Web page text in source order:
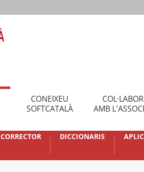
CONEIXEU
SOFTCATALÀ
AMB
CORRECTOR DICCIONARIS